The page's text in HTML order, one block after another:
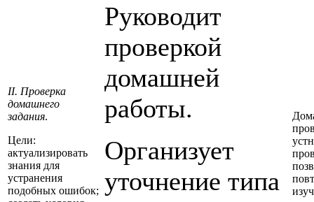
II. Проверка
домашнего
задания.
Цели:
актуализировать
знания для
устранения
подобных ошибок;
Руководит
проверкой
домашней
работы.
Организует
уточнение типа